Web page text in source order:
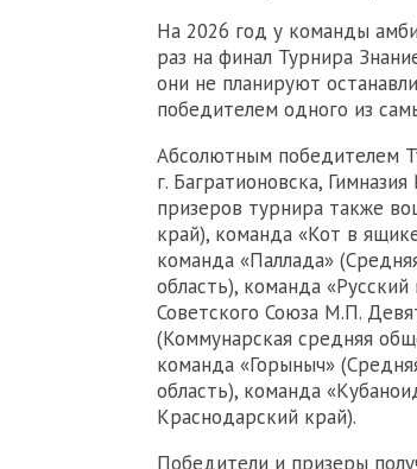
На 2026 год у команды
раз на финал Турнира
они не планируют
победителем одного из
Абсолютным победителем
г. Багратионовска,
призеров турнира также
край), команда «Кот в
команда «Паллада»
область), команда
Советского Союза М.П.
(Коммунарская средняя
команда «Горыныч»
область), команда
Краснодарский край).
Победители и призеры